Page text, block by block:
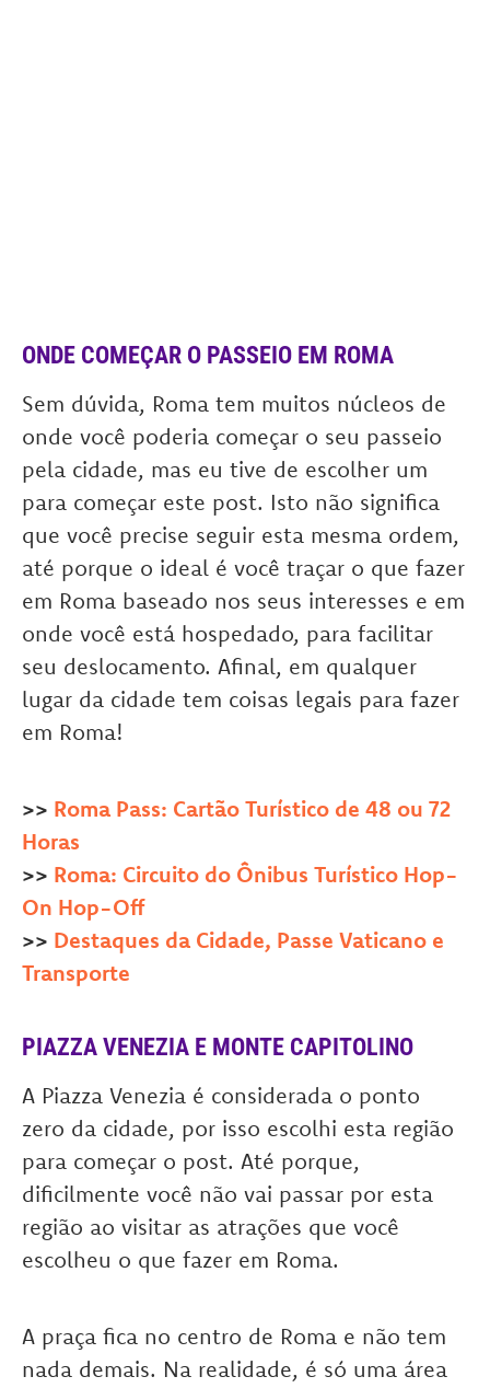
ONDE COMEÇAR O PASSEIO EM ROMA
Sem dúvida, Roma tem muitos núcleos de
onde você poderia começar o seu passeio
pela cidade, mas eu tive de escolher um
para começar este post. Isto não significa
que você precise seguir esta mesma ordem,
até porque o ideal é você traçar o que fazer
em Roma baseado nos seus interesses e em
onde você está hospedado, para facilitar
seu deslocamento. Afinal, em qualquer
lugar da cidade tem coisas legais para fazer
em Roma!
>> Roma Pass: Cartão Turístico de 48 ou 72
Horas
>> Roma: Circuito do Ônibus Turístico Hop-
On Hop-Off
>> Destaques da Cidade, Passe Vaticano e
Transporte
PIAZZA VENEZIA E MONTE CAPITOLINO
A Piazza Venezia é considerada o ponto
zero da cidade, por isso escolhi esta região
para começar o post. Até porque,
dificilmente você não vai passar por esta
região ao visitar as atrações que você
escolheu o que fazer em Roma.
A praça fica no centro de Roma e não tem
nada demais. Na realidade, é só uma área